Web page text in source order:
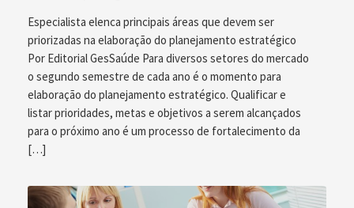
Especialista elenca principais áreas que devem ser
priorizadas na elaboração do planejamento estratégico
Por Editorial GesSaúde Para diversos setores do mercado
o segundo semestre de cada ano é o momento para
elaboração do planejamento estratégico. Qualificar e
listar prioridades, metas e objetivos a serem alcançados
para o próximo ano é um processo de fortalecimento da
[…]